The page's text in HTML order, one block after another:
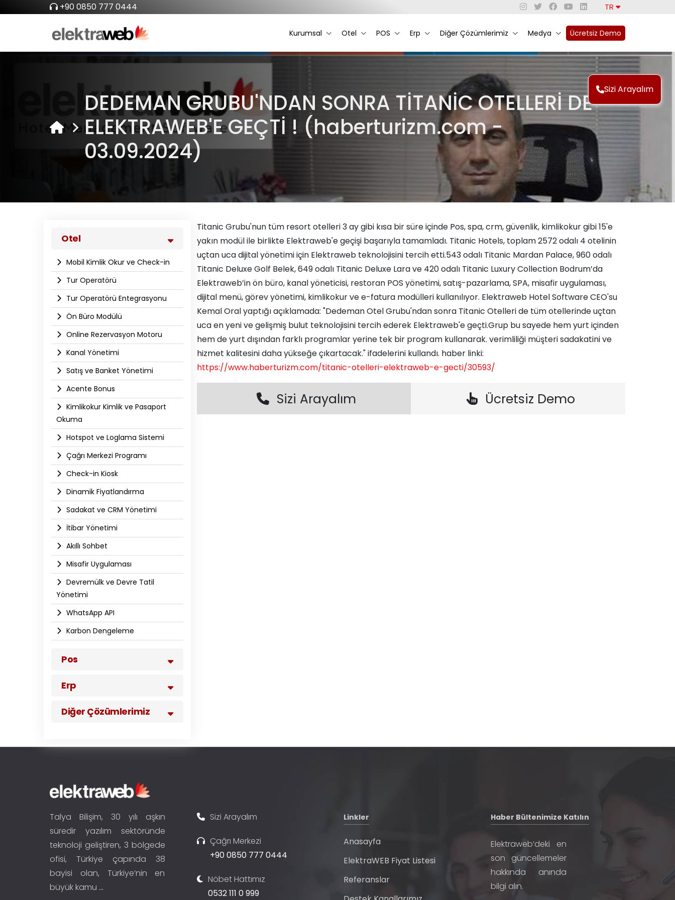
+90 0850 777 0444 TR
Kurumsal Otel POS Erp Diğer Çözümlerimiz Medya Ücretsiz Demo
Sizi Arayalım
DEDEMAN GRUBU'NDAN SONRA TİTANİC OTELLERİ DE
ELEKTRAWEB'E GEÇTİ ! (haberturizm.com -
03.09.2024)
Otel
Mobil Kimlik Okur ve Check-in
Tur Operatörü
Tur Operatörü Entegrasyonu
Ön Büro Modülü
Online Rezervasyon Motoru
Kanal Yönetimi
Satış ve Banket Yönetimi
Acente Bonus
Kimlikokur Kimlik ve Pasaport
Okuma
Hotspot ve Loglama Sistemi
Çağrı Merkezi Programı
Check-in Kiosk
Dinamik Fiyatlandırma
Sadakat ve CRM Yönetimi
İtibar Yönetimi
Akıllı Sohbet
Misafir Uygulaması
Devremülk ve Devre Tatil
Yönetimi
WhatsApp API​
Karbon Dengeleme
Pos
Erp
Diğer Çözümlerimiz
Titanic Grubu'nun tüm resort otelleri 3 ay gibi kısa bir süre içinde Pos, spa, crm, güvenlik, kimlikokur gibi 15'e
yakın modül ile birlikte Elektraweb'e geçişi başarıyla tamamladı. Titanic Hotels, toplam 2572 odalı 4 otelinin
uçtan uca dijital yönetimi için Elektraweb teknolojisini tercih etti.543 odalı Titanic Mardan Palace, 960 odalı
Titanic Deluxe Golf Belek, 649 odalı Titanic Deluxe Lara ve 420 odalı Titanic Luxury Collection Bodrum’da
Elektraweb’in ön büro, kanal yöneticisi, restoran POS yönetimi, satış-pazarlama, SPA, misafir uygulaması,
dijital menü, görev yönetimi, kimlikokur ve e-fatura modülleri kullanılıyor. Elektraweb Hotel Software CEO'su
Kemal Oral yaptığı açıklamada: "Dedeman Otel Grubu'ndan sonra Titanic Otelleri de tüm otellerinde uçtan
uca en yeni ve gelişmiş bulut teknolojisini tercih ederek Elektraweb'e geçti.Grup bu sayede hem yurt içinden
hem de yurt dışından farklı programlar yerine tek bir program kullanarak. verimliliği müşteri sadakatini ve
hizmet kalitesini daha yükseğe çıkartacak." ifadelerini kullandı. haber linki:
https://www.haberturizm.com/titanic-otelleri-elektraweb-e-gecti/30593/
Sizi Arayalım Ücretsiz Demo
Talya Bilişim, 30 yılı aşkın
süredir yazılım sektöründe
teknoloji geliştiren, 3 bölgede
ofisi, Türkiye çapında 38
bayisi olan, Türkiye’nin en
büyük kamu ...
Sizi Arayalım
Çağrı Merkezi
+90 0850 777 0444
Nöbet Hattımız
0532 111 0 999
Linkler
Anasayfa
ElektraWEB Fiyat Listesi
Referanslar
Haber Bültenimize Katılın
Elektraweb’deki en
son güncellemeler
hakkında anında
bilgi alın.